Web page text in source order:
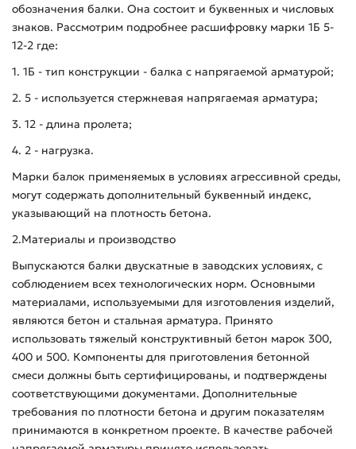
обозначения балки. Она состоит и буквенных и числовых
знаков. Рассмотрим подробнее расшифровку марки 1Б 5-
12-2 где:
1. 1Б - тип конструкции - балка с напрягаемой арматурой;
2. 5 - используется стержневая напрягаемая арматура;
3. 12 - длина пролета;
4. 2 - нагрузка.
Марки балок применяемых в условиях агрессивной среды,
могут содержать дополнительный буквенный индекс,
указывающий на плотность бетона.
2.Материалы и производство
Выпускаются балки двускатные в заводских условиях, с
соблюдением всех технологических норм. Основными
материалами, используемыми для изготовления изделий,
являются бетон и стальная арматура. Принято
использовать тяжелый конструктивный бетон марок 300,
400 и 500. Компоненты для приготовления бетонной
смеси должны быть сертифицированы, и подтверждены
соответствующими документами. Дополнительные
требования по плотности бетона и другим показателям
принимаются в конкретном проекте. В качестве рабочей